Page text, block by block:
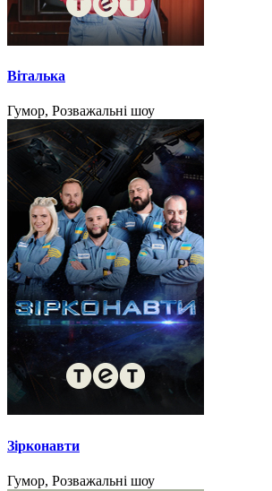
Віталька
Гумор, Розважальні шоу
Зірконавти
Гумор, Розважальні шоу